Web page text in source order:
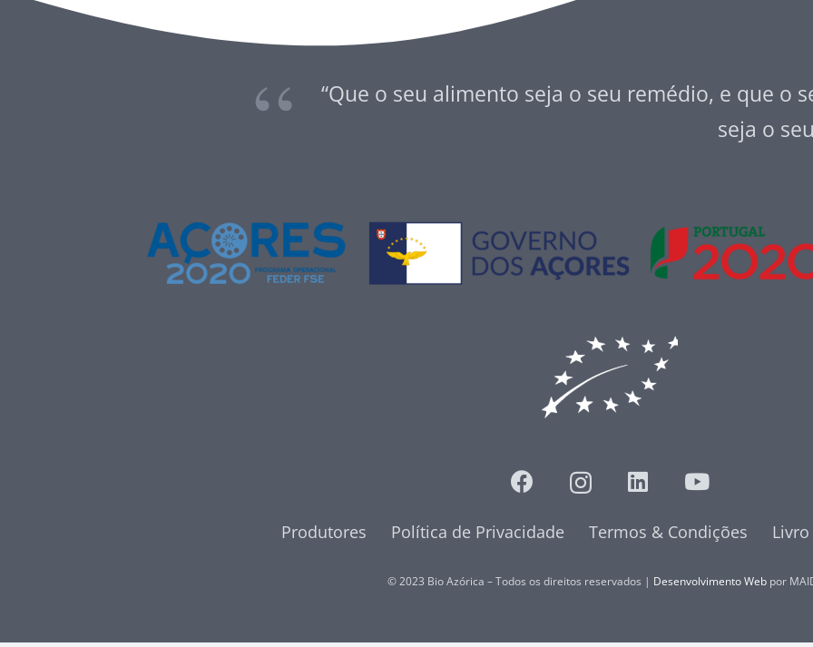
“Que o seu alimento seja o seu remédio, e que o
seja o
Produtores Política de Privacidade Termos & Condições
© 2023 Bio Azórica – Todos os direitos reservados | Desenvolvimento Web por